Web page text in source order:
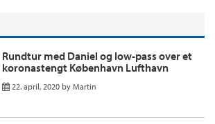
Rundtur med Daniel og low-pass over et
koronastengt København Lufthavn
22. april, 2020 by Martin